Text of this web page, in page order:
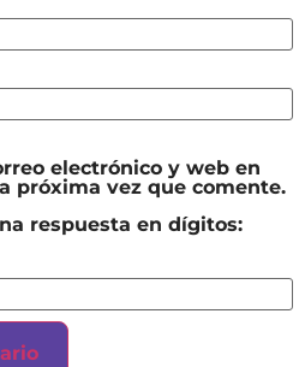
electrónico y web en
próxima vez que comente.
respuesta en dígitos: